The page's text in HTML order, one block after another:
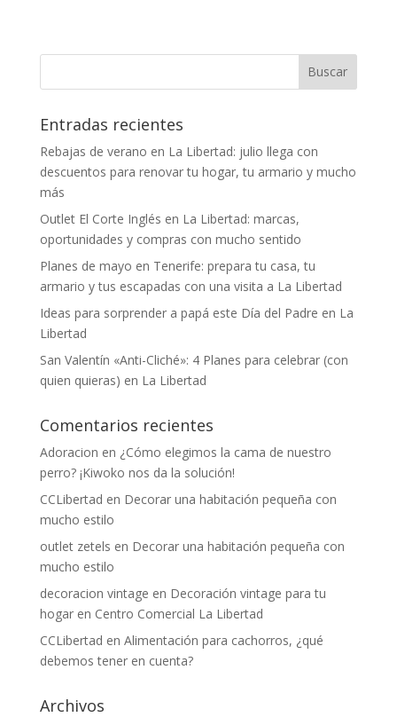
Entradas recientes
Rebajas de verano en La Libertad: julio llega con
descuentos para renovar tu hogar, tu armario y mucho
más
Outlet El Corte Inglés en La Libertad: marcas,
oportunidades y compras con mucho sentido
Planes de mayo en Tenerife: prepara tu casa, tu
armario y tus escapadas con una visita a La Libertad
Ideas para sorprender a papá este Día del Padre en La
Libertad
San Valentín «Anti-Cliché»: 4 Planes para celebrar (con
quien quieras) en La Libertad
Comentarios recientes
Adoracion en ¿Cómo elegimos la cama de nuestro
perro? ¡Kiwoko nos da la solución!
CCLibertad en Decorar una habitación pequeña con
mucho estilo
outlet zetels en Decorar una habitación pequeña con
mucho estilo
decoracion vintage en Decoración vintage para tu
hogar en Centro Comercial La Libertad
CCLibertad en Alimentación para cachorros, ¿qué
debemos tener en cuenta?
Archivos